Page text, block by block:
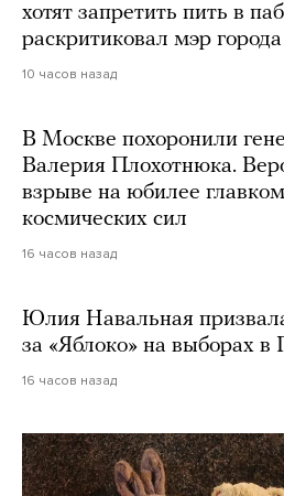
хотят запретить пить в
раскритиковал мэр
10 часов назад
В Москве похоронили
Валерия Плохотнюка.
взрыве на юбилее
космических сил
16 часов назад
Юлия Навальная
за «Яблоко» на выборах в
16 часов назад